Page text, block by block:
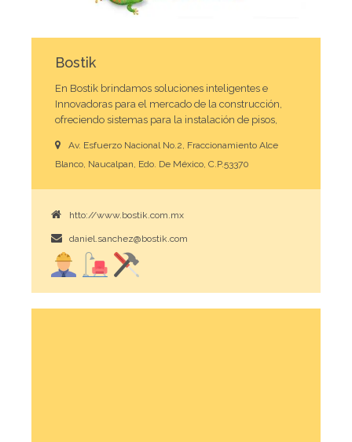
Bostik
En Bostik brindamos soluciones inteligentes e
Innovadoras para el mercado de la construcción,
ofreciendo sistemas para la instalación de pisos,
Av. Esfuerzo Nacional No.2, Fraccionamiento Alce
Blanco, Naucalpan, Edo. De México, C.P.53370
htto://www.bostik.com.mx
daniel.sanchez@bostik.com